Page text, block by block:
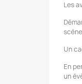
Les
Un
En
un